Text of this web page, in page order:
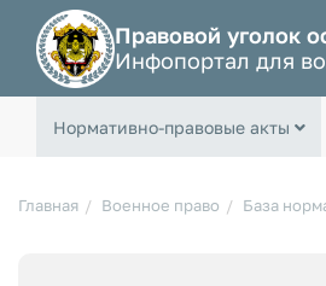
Правовой уголок
Инфопортал для
Нормативно-правовые акты
Главная Военное право База